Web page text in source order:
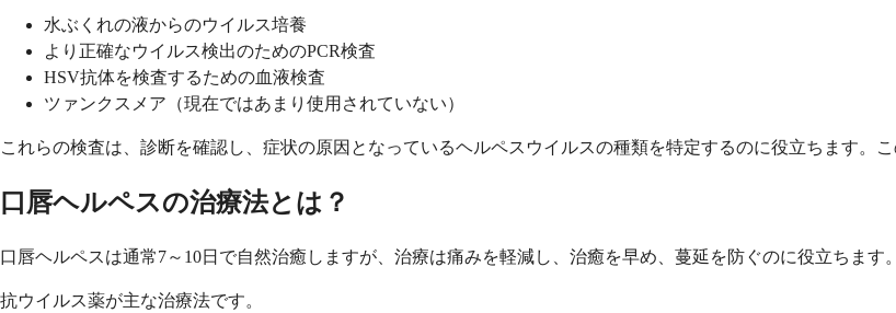
水ぶくれの液からのウイルス培養
より正確なウイルス検出のためのPCR検査
HSV抗体を検査するための血液検査
ツァンクスメア（現在ではあまり使用されていない）
これらの検査は、診断を確認し、症状の原因となっているヘルペスウイルスの種類を特定するのに役立ちます。
口唇ヘルペスの治療法とは？
口唇ヘルペスは通常7～10日で自然治癒しますが、治療は痛みを軽減し、治癒を早め、蔓延を防ぐのに役立ちます
抗ウイルス薬が主な治療法です。